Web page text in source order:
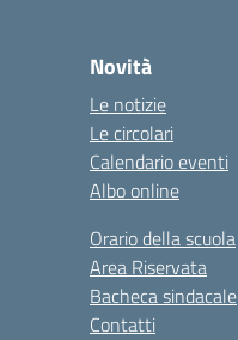
Novità
Le notizie
Le circolari
Calendario eventi
Albo online
Orario della scuola
Area Riservata
Bacheca sindacale
Contatti